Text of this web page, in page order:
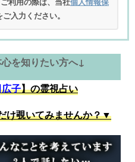
入力ください。
を知りたい方へ↓
子】の霊視占い
け覗いてみませんか？▼